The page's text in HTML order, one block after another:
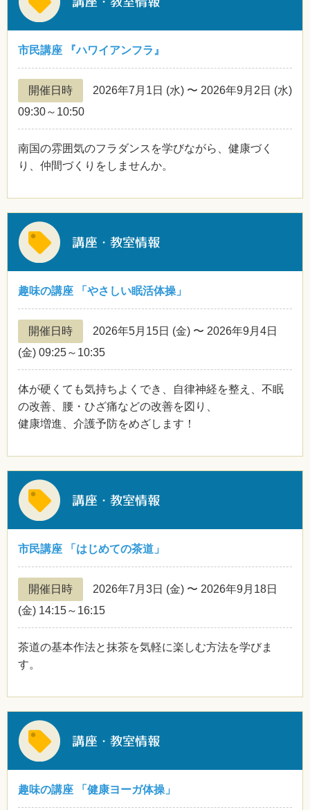
市民講座 『ハワイアンフラ』
開催日時 2026年7月1日 (水) 〜 2026年9月2日 (水)
09:30～10:50
南国の雰囲気のフラダンスを学びながら、健康づく
り、仲間づくりをしませんか。
趣味の講座 「やさしい眠活体操」
開催日時 2026年5月15日 (金) 〜 2026年9月4日
(金) 09:25～10:35
体が硬くても気持ちよくでき、自律神経を整え、不眠
の改善、腰・ひざ痛などの改善を図り、
健康増進、介護予防をめざします！
市民講座 「はじめての茶道」
開催日時 2026年7月3日 (金) 〜 2026年9月18日
(金) 14:15～16:15
茶道の基本作法と抹茶を気軽に楽しむ方法を学びま
す。
趣味の講座 「健康ヨーガ体操」